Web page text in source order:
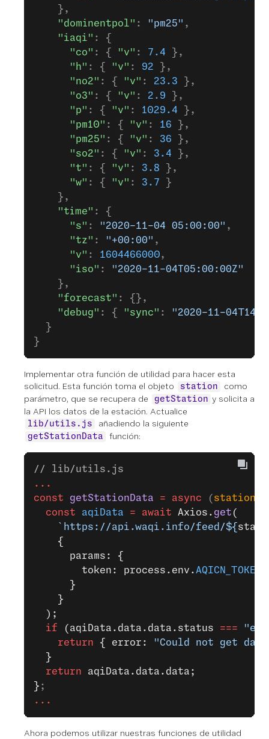
    },
    "dominentpol"
: "pm25" ,
    "iaqi"
: {
      "co"
: { "v" : 7.4 },
      "h"
: { "v" : 92 },
      "no2"
: { "v" : 23.3 },
      "o3"
: { "v" : 2.9 },
      "p"
: { "v" : 1029.4 },
      "pm10"
: { "v" : 16 },
      "pm25"
: { "v" : 36 },
      "so2"
: { "v" : 3.4 },
      "t"
: { "v" : 3.8 },
      "w"
: { "v" : 3.7 }
    },
    "time"
: {
      "s"
: "2020-11-04 05:00:00" ,
      "tz"
: "+00:00" ,
      "v"
: 1604466000,
      "iso"
:
"2020-11-04T05:00:00Z"
    },
    "forecast"
: {},
    "debug"
: { "sync" :
"2020-11-
  }
}
Implementar otra función de utilidad para hacer esta
solicitud. Esta función toma el objeto
station
como
parámetro, que se recupera de
getStation y solicita a
la API los datos de la estación. Actualice
lib/utils.js añadiendo la siguiente
getStationData función:
// lib/utils.js
...
const getStationData = async ( station
  const
aqiData = await Axios. get (
    `https://api.waqi.info/feed/${
    {
      params: {
        token: process.env.
AQICN_TOKEN
      }
    }
  );
  if
(aqiData.data.data.status ===
    return
{ error:
"Could not get
  }
  return
aqiData.data.data;
} ;
...
Ahora podemos utilizar nuestras funciones de utilidad